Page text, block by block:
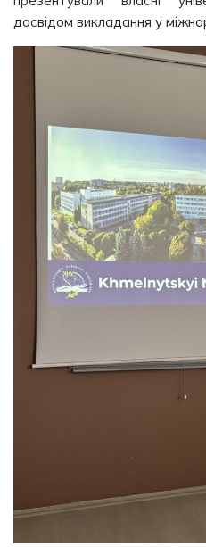
досвідом викладання у